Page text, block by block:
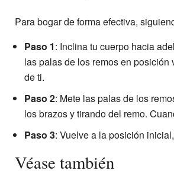
Para bogar de forma efectiva,
Paso 1: Inclina tu cuerpo hacia
las palas de los remos en
de ti.
Paso 2: Mete las palas de los
los brazos y tirando del remo.
Paso 3: Vuelve a la posición
Véase también